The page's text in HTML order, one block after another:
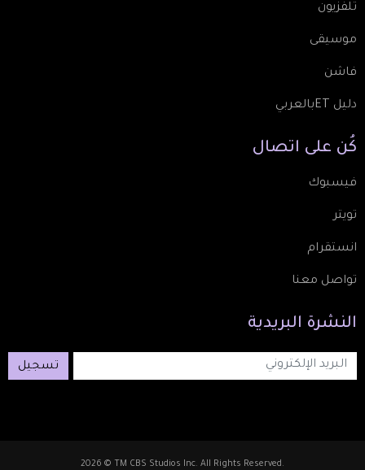
تلفزيون
موسيقى
فاشن
دليل ETبالعربي
كُن على اتصال
فيسبوك
تويتر
انستقرام
تواصل معنا
النشرة البريدية
تسجيل
2026 © TM CBS Studios Inc. All Rights Reserved.